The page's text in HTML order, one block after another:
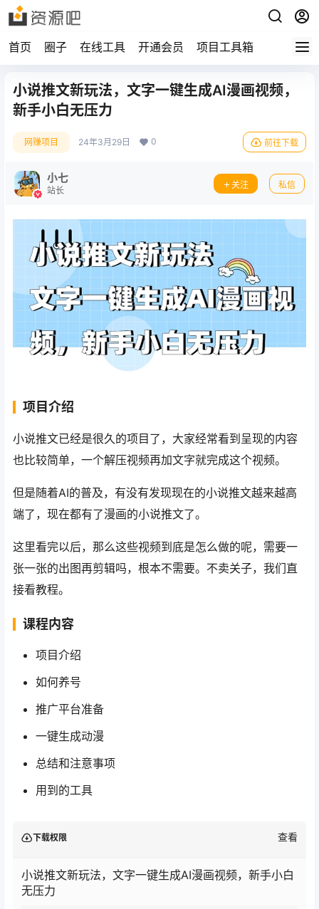
首页 圈子 在线工具 开通会员 项目工具箱
小说推文新玩法，文字一键生成AI漫画视频，
新手小白无压力
网赚项目 24年3月29日 0 前往下载
小七
站长
关注 私信
项目介绍
小说推文已经是很久的项目了，大家经常看到呈现的内容
也比较简单，一个解压视频再加文字就完成这个视频。
但是随着AI的普及，有没有发现现在的小说推文越来越高
端了，现在都有了漫画的小说推文了。
这里看完以后，那么这些视频到底是怎么做的呢，需要一
张一张的出图再剪辑吗，根本不需要。不卖关子，我们直
接看教程。
课程内容
项目介绍
如何养号
推广平台准备
一键生成动漫
总结和注意事项
用到的工具
下载权限 查看
小说推文新玩法，文字一键生成AI漫画视频，新手小白
无压力